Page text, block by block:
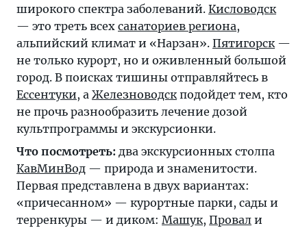
широкого спектра заболеваний. Кисловодск
— это треть всех санаториев региона,
альпийский климат и «Нарзан». Пятигорск—
не только курорт, но и оживленный большой
город. В поисках тишины отправляйтесь в
Ессентуки, а Железноводскподойдет тем, кто
не прочь разнообразить лечение дозой
культпрограммы и экскурсионки.
Что посмотреть: два экскурсионных столпа
КавМинВод — природа и знаменитости.
Первая представлена в двух вариантах:
«причесанном» — курортные парки, сады и
терренкуры — и диком: Машук, Провал и